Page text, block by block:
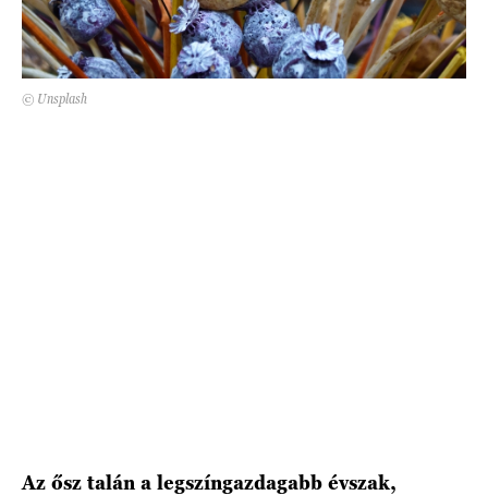
© Unsplash
Az ősz talán a legszíngazdagabb évszak,